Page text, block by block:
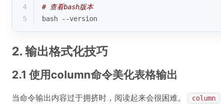
4
# 查看bash版本
5
bash --version
2. 输出格式化技巧
2.1 使用column命令美化表格输出
当命令输出内容过于拥挤时，阅读起来会很困难。 column